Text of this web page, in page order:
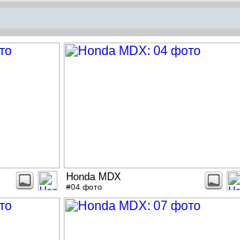
Honda MDX
#04 фото